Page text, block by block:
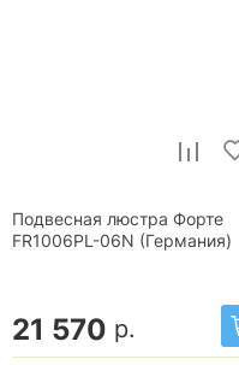
Подвесная люстра Форте
FR1006PL-06N (Германия)
21 570 р.